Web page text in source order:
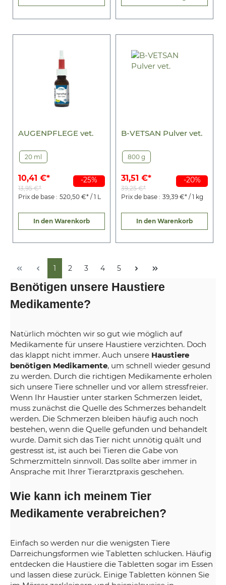
-25%
AUGENPFLEGE vet.
20 ml
10,41 €*
13,95 €*
Prix de base : 520,50 €* / 1 L
In den Warenkorb
-20%
B-VETSAN Pulver vet.
800 g
31,51 €*
39,25 €*
Prix de base : 39,39 €* / 1 kg
In den Warenkorb
1 2 3 4 5
Benötigen unsere Haustiere
Medikamente?
Natürlich möchten wir so gut wie möglich auf
Medikamente für unsere Haustiere verzichten. Doch
das klappt nicht immer. Auch unsere Haustiere
benötigen Medikamente, um schnell wieder gesund
zu werden. Durch die richtigen Medikamente erholen
sich unsere Tiere schneller und vor allem stressfreier.
Wenn Ihr Haustier unter starken Schmerzen leidet,
muss zunächst die Quelle des Schmerzes behandelt
werden. Die Schmerzen bleiben häufig auch noch
bestehen, wenn die Quelle gefunden und behandelt
wurde. Damit sich das Tier nicht unnötig quält und
gestresst ist, ist auch bei Tieren die Gabe von
Schmerzmitteln sinnvoll. Das sollte aber immer in
Ansprache mit Ihrer Tierarztpraxis geschehen.
Wie kann ich meinem Tier
Medikamente verabreichen?
Einfach so werden nur die wenigsten Tiere
Darreichungsformen wie Tabletten schlucken. Häufig
entdecken die Haustiere die Tabletten sogar im Essen
und lassen diese zurück. Einige Tabletten können Sie